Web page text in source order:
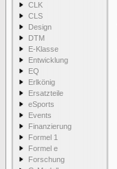
CLK
CLS
Design
DTM
E-Klasse
Entwicklung
EQ
Erlkönig
Ersatzteile
eSports
Events
Finanzierung
Formel 1
Formel e
Forschung